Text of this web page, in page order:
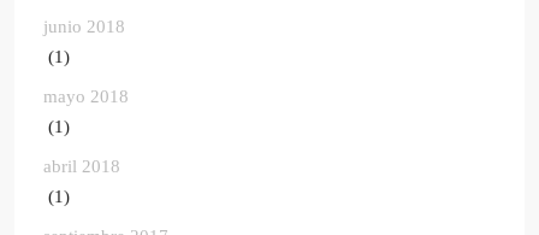
junio 2018
(1)
mayo 2018
(1)
abril 2018
(1)